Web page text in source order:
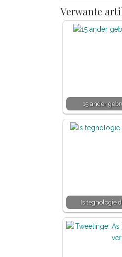
Verwante
15 ander
Is tegnologie